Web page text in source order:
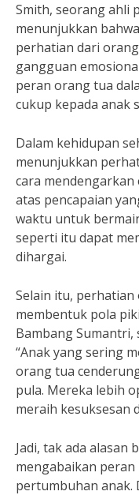
Smith, seorang ahli
menunjukkan
perhatian dari
gangguan
peran orang tua
cukup kepada anak
Dalam kehidupan
menunjukkan
cara
atas pencapaian
waktu untuk
seperti itu dapat
dihargai.
Selain itu,
membentuk pola
Bambang
“Anak yang sering
orang tua
pula. Mereka lebih
meraih kesuksesan
Jadi, tak ada
mengabaikan
pertumbuhan anak.